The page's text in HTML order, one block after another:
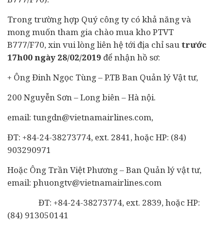
Trong trường hợp Quý công ty có khả năng và
mong muốn tham gia chào mua kho PTVT
B777/F70, xin vui lòng liên hệ tới địa chỉ sautrước
17h00 ngày 28/02/2019 để nhận hồ sơ:
+ Ông Đinh Ngọc Tùng – P.TB Ban Quản lý Vật tư,
200 Nguyễn Sơn – Long biên – Hà nội.
email: tungdn@vietnamairlines.com,
ĐT: +84-24-38273774, ext. 2841, hoặc HP: (84)
903290971
Hoặc Ông Trần Việt Phương – Ban Quản lý vật tư,
email: phuongtv@vietnamairlines.com
ĐT: +84-24-38273774, ext. 2839, hoặc HP:
(84) 913050141